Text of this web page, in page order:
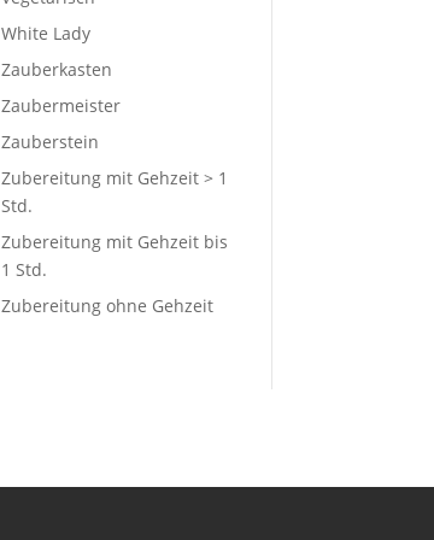
White Lady
Zauberkasten
Zaubermeister
Zauberstein
Zubereitung mit Gehzeit > 1
Std.
Zubereitung mit Gehzeit bis
1 Std.
Zubereitung ohne Gehzeit